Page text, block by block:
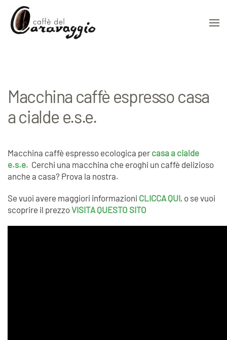
Skip to main content
Macchina caffè espresso casa
a cialde e.s.e.
Macchina caffè espresso ecologica per casa a cialde
e.s.e. Cerchi una macchina che eroghi un caffè delizioso
anche a casa? Prova la nostra.
Se vuoi avere maggiori informazioni CLICCA QUI, o se vuoi
scoprire il prezzoVISITA QUESTO SITO